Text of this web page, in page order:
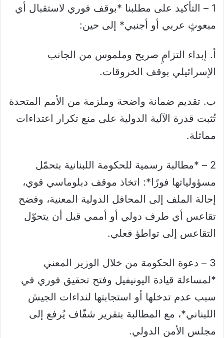
1 – التأكيد على مطلبنا *بوقف فوري لاستقبال أي
مبعوثٍ عربي أو أجنبي* إلى حين:
أ. إبداء التزامٍ صريح وملموس من الجانب
الإسرائيلي بوقف الخروقات.
ب. تقديم ضمانة واضحة وملزمة من الأمم المتحدة
تُثبت قدرة الآلية الدولية على منع تكرار اعتداءات
مماثلة.
2 – *مطالبة رسمية للحكومة اللبنانية بتحمّل
مسؤولياتها فورًا*: اتخاذ موقف دبلوماسي قوي،
إحالة الملف إلى المحافل الدولية المعنية، وفضح
تقاعس أي طرف دولي أو أممي قبل أن يتحوّل
التقاعس إلى تواطؤ فعلي.
3 – دعوة الحكومة من خلال الوزير المعني
*لمساءلة قيادة اليونيفيل وفتح تحقيق فوري في
سبب عدم تدخلها أو استجابتها لنداءات الجيش
اللبناني*، مع المطالبة بتقرير شفّاف يُرفع إلى
مجلس الأمن الدولي.